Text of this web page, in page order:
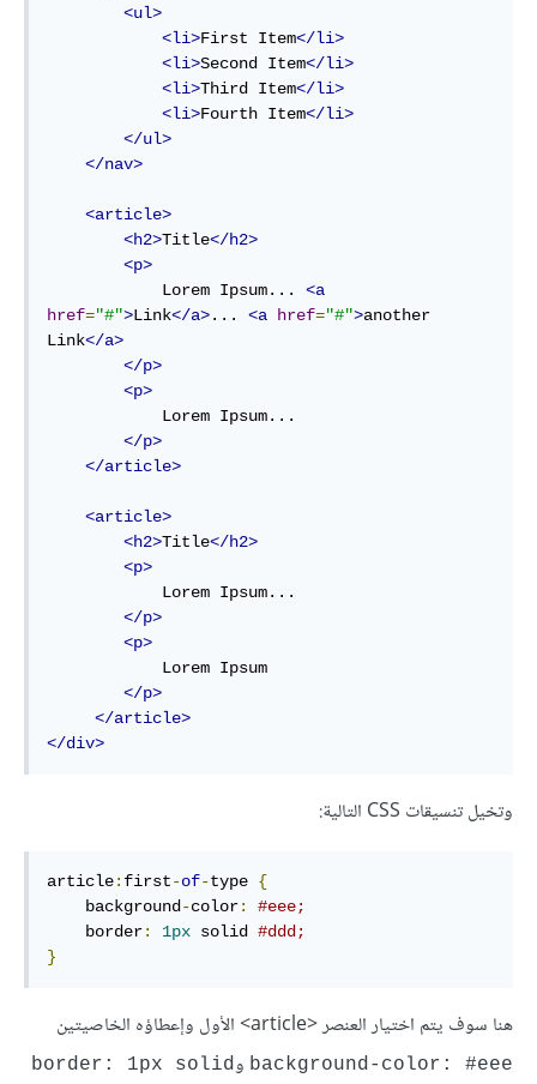
<ul>
<li>First Item</li>
<li>Second Item</li>
<li>Third Item</li>
<li>Fourth Item</li>
</ul>
</nav>
<article>
<h2>Title</h2>
<p>
            Lorem Ipsum...
<a
href="#">Link</a>... <a href="#">another
Link</a>
</p>
<p>
</p>
</article>
<article>
<h2>Title</h2>
<p>
</p>
<p>
</p>
</article>
</div>
وتخيل تنسيقات CSS التالية:
article: first-of-type {
    background
-color:
#eee;
    border
: 1px solid #ddd;
}
هنا سوف يتم اختيار العنصر <article> الأول وإعطاؤه الخاصيتين
background-color: #eee وborder: 1px solid